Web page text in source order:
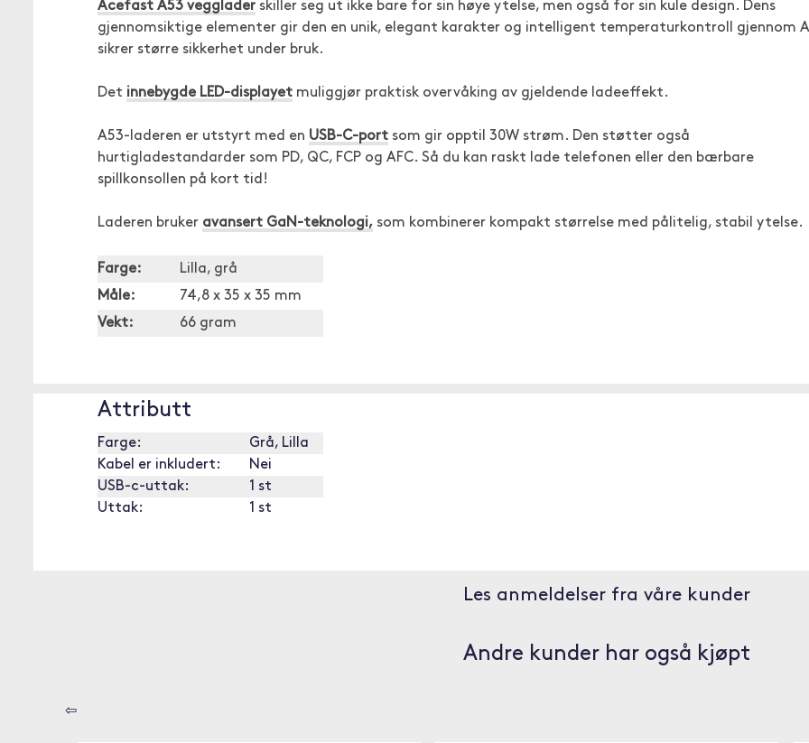
Acefast A53 vegglader skiller seg ut ikke bare for sin høye ytelse, men også for sin kule design. Dens
gjennomsiktige elementer gir den en unik, elegant karakter og intelligent temperaturkontroll gjennom
sikrer større sikkerhet under bruk.
Det innebygde LED-displayet muliggjør praktisk overvåking av gjeldende ladeeffekt.
A53-laderen er utstyrt med en USB-C-port som gir opptil 30W strøm. Den støtter også
hurtigladestandarder som PD, QC, FCP og AFC. Så du kan raskt lade telefonen eller den bærbare
spillkonsollen på kort tid!
Laderen bruker avansert GaN-teknologi, som kombinerer kompakt størrelse med pålitelig, stabil ytelse.
Farge:
Lilla, grå
Måle:
74,8 x 35 x 35 mm
Vekt:
66 gram
Attributt
Farge:
Grå, Lilla
Kabel er inkludert:
Nei
USB-c-uttak:
1 st
Uttak:
1 st
Les anmeldelser fra våre kunder
Andre kunder har også kjøpt
⇦